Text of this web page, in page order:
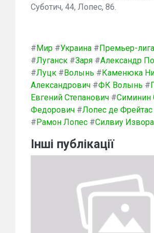
Суботич, 44, Лопес, 86.
#Мир #Украина #Премьер-лига
#Луганск #Заря #Александр
#Луцк #Волынь #Каменюка
Александрович #ФК Волынь #
Евгений Степанович #Симинин
Федорович #Лопес де
#Рамон Лопес #Силвиу
Інші публікації